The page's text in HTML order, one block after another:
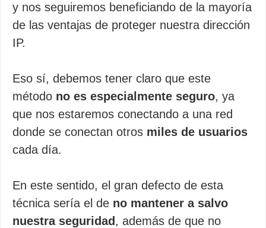
y nos seguiremos beneficiando de la mayoría
de las ventajas de proteger nuestra dirección
IP.
Eso sí, debemos tener claro que este
método no es especialmente seguro, ya
que nos estaremos conectando a una red
donde se conectan otros miles de usuarios
cada día.
En este sentido, el gran defecto de esta
técnica sería el de no mantener a salvo
nuestra seguridad , además de que no